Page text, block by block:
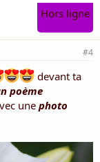
Hors ligne
#4
devant ta
poème
unephoto